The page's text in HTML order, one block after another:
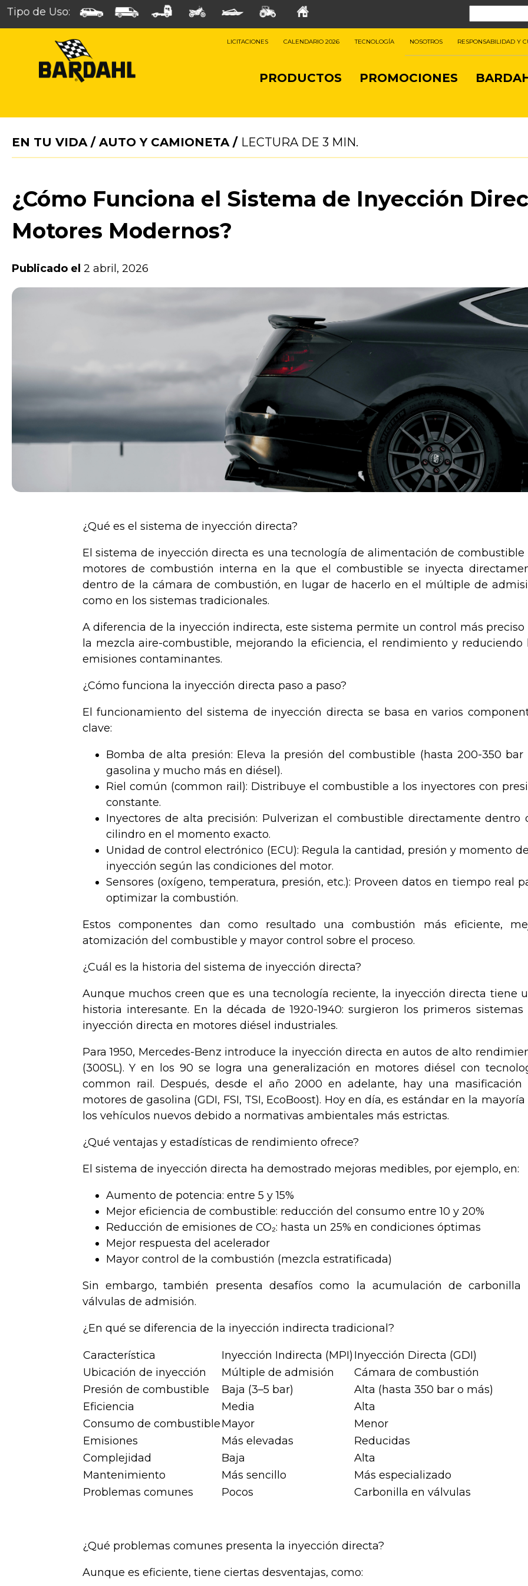
Tipo de Uso:
LICITACIONES CALENDARIO 2026 TECNOLOGÍA NOSOTROS RESPONSABILIDAD Y
PRODUCTOS PROMOCIONES
EN TU VIDA/ AUTO Y CAMIONETA/ LECTURA DE 3 MIN.
¿Cómo Funciona el Sistema de Inyección
Motores Modernos?
Publicado el 2 abril, 2026
¿Qué es el sistema de inyección directa?
El sistema de inyección directa es una tecnología de alimentación de combustible
motores de combustión interna en la que el combustible se inyecta
dentro de la cámara de combustión, en lugar de hacerlo en el múltiple de
como en los sistemas tradicionales.
A diferencia de la inyección indirecta, este sistema permite un control más preciso
la mezcla aire-combustible, mejorando la eficiencia, el rendimiento y reduciendo
emisiones contaminantes.
¿Cómo funciona la inyección directa paso a paso?
El funcionamiento del sistema de inyección directa se basa en varios
clave:
Bomba de alta presión: Eleva la presión del combustible (hasta 200-350 bar
gasolina y mucho más en diésel).
Riel común (common rail): Distribuye el combustible a los inyectores con
constante.
Inyectores de alta precisión: Pulverizan el combustible directamente dentro
cilindro en el momento exacto.
Unidad de control electrónico (ECU): Regula la cantidad, presión y momento
inyección según las condiciones del motor.
Sensores (oxígeno, temperatura, presión, etc.): Proveen datos en tiempo real
optimizar la combustión.
Estos componentes dan como resultado una combustión más eficiente,
atomización del combustible y mayor control sobre el proceso.
¿Cuál es la historia del sistema de inyección directa?
Aunque muchos creen que es una tecnología reciente, la inyección directa tiene
historia interesante. En la década de 1920-1940: surgieron los primeros sistemas
inyección directa en motores diésel industriales.
Para 1950, Mercedes-Benz introduce la inyección directa en autos de alto
(300SL). Y en los 90 se logra una generalización en motores diésel con
common rail. Después, desde el año 2000 en adelante, hay una masificación
motores de gasolina (GDI, FSI, TSI, EcoBoost). Hoy en día, es estándar en la mayoría
los vehículos nuevos debido a normativas ambientales más estrictas.
¿Qué ventajas y estadísticas de rendimiento ofrece?
El sistema de inyección directa ha demostrado mejoras medibles, por ejemplo, en:
Aumento de potencia: entre 5 y 15%
Mejor eficiencia de combustible: reducción del consumo entre 10 y 20%
Reducción de emisiones de CO₂: hasta un 25% en condiciones óptimas
Mejor respuesta del acelerador
Mayor control de la combustión (mezcla estratificada)
Sin embargo, también presenta desafíos como la acumulación de carbonilla
válvulas de admisión.
¿En qué se diferencia de la inyección indirecta tradicional?
Característica Inyección Indirecta (MPI) Inyección Directa (GDI)
Ubicación de inyección
Múltiple de admisión
Cámara de combustión
Presión de combustible
Baja (3–5 bar)
Alta (hasta 350 bar o más)
Eficiencia
Media
Alta
Consumo de combustibleMayor
Menor
Emisiones
Más elevadas
Reducidas
Complejidad
Baja
Alta
Mantenimiento
Más sencillo
Más especializado
Problemas comunes
Pocos Carbonilla en válvulas
¿Qué problemas comunes presenta la inyección directa?
Aunque es eficiente, tiene ciertas desventajas, como: